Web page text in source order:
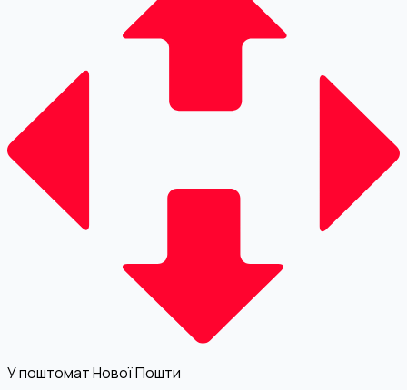
У поштомат Нової Пошти